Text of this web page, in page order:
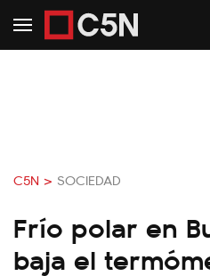
C5N > SOCIEDAD
Frío polar en
baja el